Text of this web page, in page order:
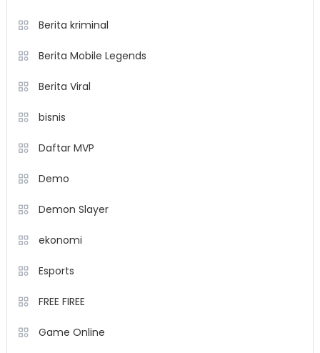
Berita kriminal
Berita Mobile Legends
Berita Viral
bisnis
Daftar MVP
Demo
Demon Slayer
ekonomi
Esports
FREE FIREE
Game Online